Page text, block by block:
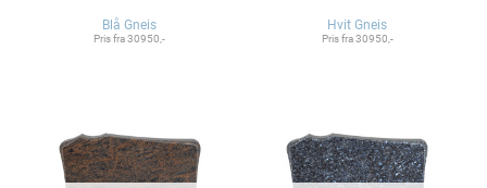
Blå Gneis
Pris fra 30950,-
Hvit Gneis
Pris fra 30950,-